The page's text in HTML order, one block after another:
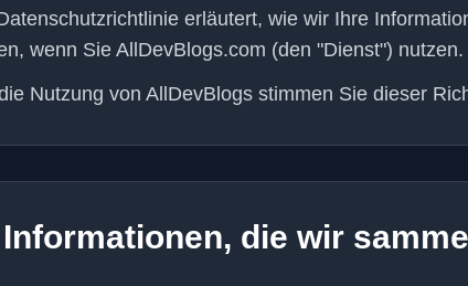
erläutert, wie wir Ihre
wenn Sie AllDevBlogs.com (den "Dienst") nutzen.
Nutzung von AllDevBlogs stimmen Sie dieser
Informationen, die wir